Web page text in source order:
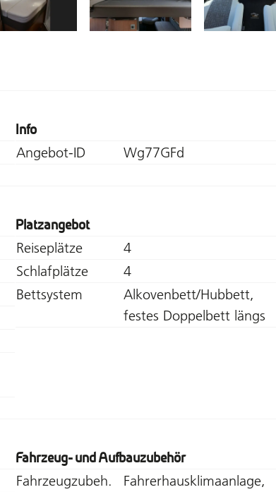
Info
Angebot-ID Wg77GFd
Platzangebot
Reiseplätze
4
Schlafplätze
4
Bettsystem
Alkovenbett/Hubbett,
festes Doppelbett längs
Fahrzeug- und Aufbauzubehör
Fahrzeugzubeh.
Fahrerhausklimaanlage,